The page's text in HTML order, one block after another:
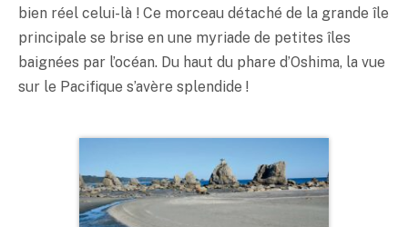
bien réel celui-là ! Ce morceau détaché de la grande île
principale se brise en une myriade de petites îles
baignées par l’océan. Du haut du phare d’Oshima, la vue
sur le Pacifique s’avère splendide !